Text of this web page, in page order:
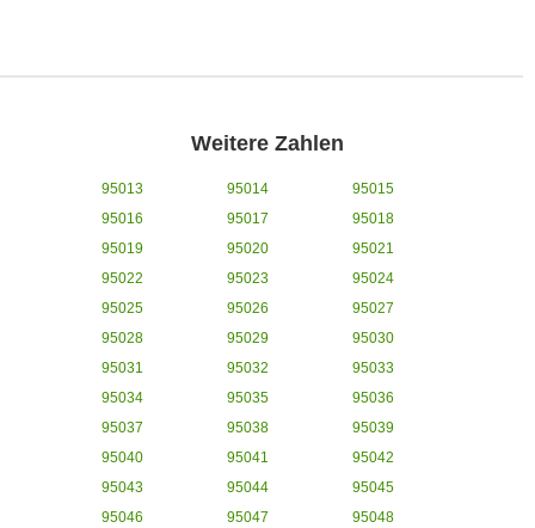
Weitere Zahlen
95013 95014
95015
95016
95017
95018
95019
95020
95021
95022
95023
95024
95025
95026
95027
95028
95029
95030
95031
95032
95033
95034
95035
95036
95037
95038
95039
95040
95041
95042
95043
95044
95045
95046
95047
95048